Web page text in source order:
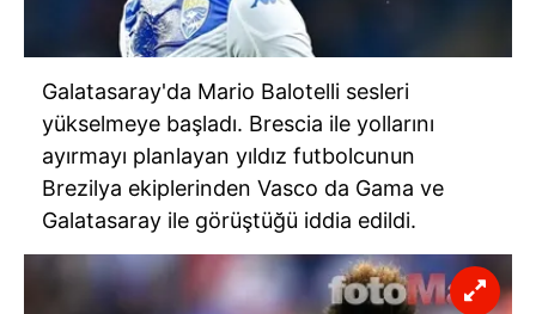
Galatasaray'da Mario Balotelli sesleri
yükselmeye başladı. Brescia ile yollarını
ayırmayı planlayan yıldız futbolcunun
Brezilya ekiplerinden Vasco da Gama ve
Galatasaray ile görüştüğü iddia edildi.